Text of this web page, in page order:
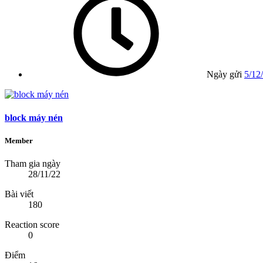
Ngày gửi 5/
block máy nén
Member
Tham gia ngày
28/11/22
Bài viết
180
Reaction score
0
Điểm